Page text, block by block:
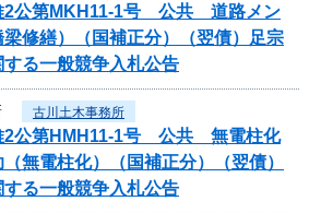
2公第MKH11-1号 公共 道路メン
修繕）（国補正分）（翌債）足宗
る一般競争入札公告
古川土木事務所
2公第HMH11-1号 公共 無電柱化
無電柱化）（国補正分）（翌債）
る一般競争入札公告